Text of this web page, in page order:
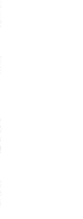
司债
宏
每天
诗词,
本级
于金
院统
方
捷报
目创
落下